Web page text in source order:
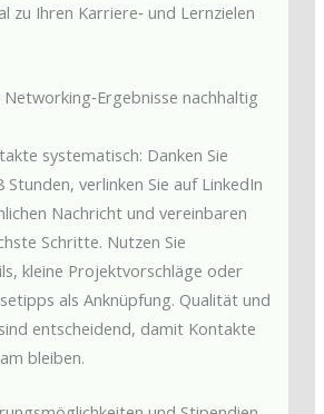
zu Ihren Karriere‑ und Lernzielen
Networking‑Ergebnisse nachhaltig
systematisch: Danken Sie
Stunden, verlinken Sie auf LinkedIn
Nachricht und vereinbaren
Schritte. Nutzen Sie
kleine Projektvorschläge oder
als Anknüpfung. Qualität und
entscheidend, damit Kontakte
bleiben.